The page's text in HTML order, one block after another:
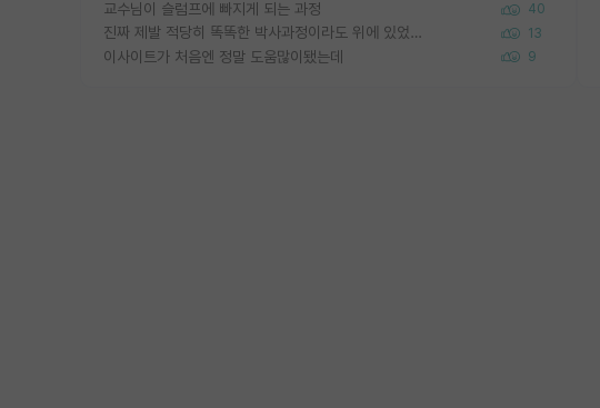
교수님이 슬럼프에 빠지게 되는 과정 40
진짜 제발 적당히 똑똑한 박사과정이라도 위에 있었으면.. 13
이사이트가 처음엔 정말 도움많이됐는데 9